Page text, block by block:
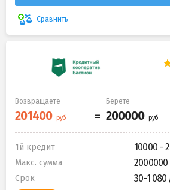
Сравнить
Возвращаете Берете
1й кредит 10000 -
Макс. сумма 2000000
Срок 30-1 080